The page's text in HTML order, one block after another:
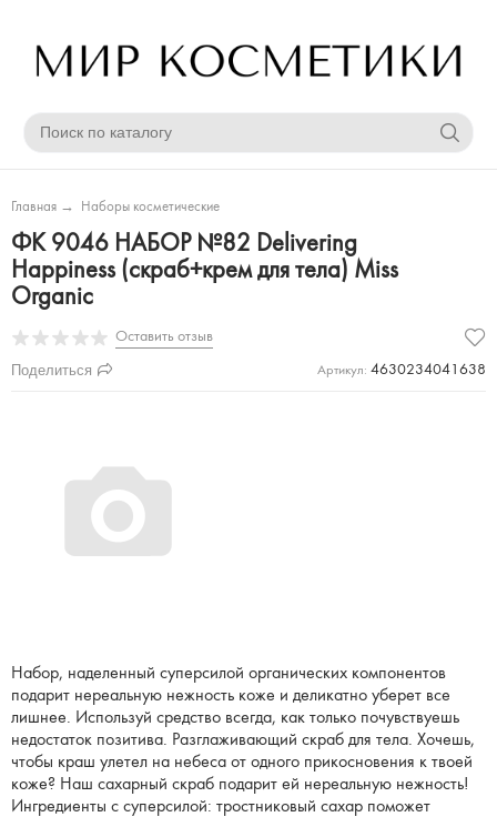
Главная → Наборы косметические
ФК 9046 НАБОР №82 Delivering
Happiness (скраб+крем для тела) Miss
Organic
Оставить отзыв
Поделиться Артикул: 4630234041638
Набор, наделенный суперсилой органических компонентов
подарит нереальную нежность коже и деликатно уберет все
лишнее. Используй средство всегда, как только почувствуешь
недостаток позитива. Разглаживающий скраб для тела. Хочешь,
чтобы краш улетел на небеса от одного прикосновения к твоей
коже? Наш сахарный скраб подарит ей нереальную нежность!
Ингредиенты с суперсилой: тростниковый сахар поможет